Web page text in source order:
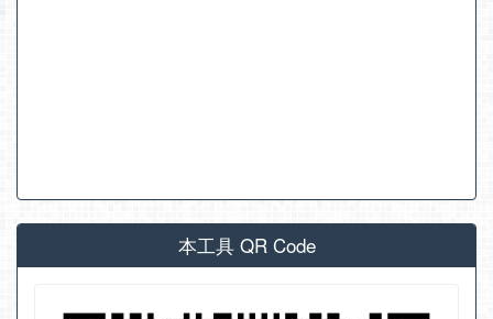
本工具 QR Code